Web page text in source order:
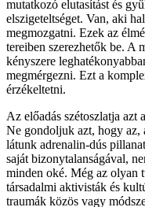
mutatkozó elutasítást és
elszigeteltséget. Van, aki
megmozgatni. Ezek az
tereiben szerezhetők be. A
kényszere
megmérgezni. Ezt a
érzékeltetni.
Az előadás szétoszlatja azt
Ne gondoljuk azt, hogy az,
látunk adrenalin-dús
saját bizonytalanságával,
minden oké. Még az olyan
társadalmi aktivisták és
traumák közös vagy